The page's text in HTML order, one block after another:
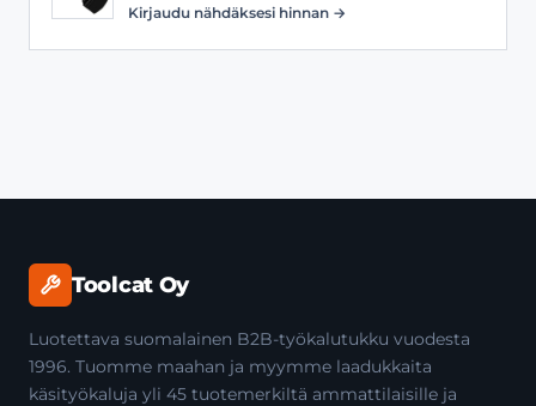
Kirjaudu nähdäksesi hinnan →
Toolcat Oy
Luotettava suomalainen B2B-työkalutukku vuodesta
1996. Tuomme maahan ja myymme laadukkaita
käsityökaluja yli 45 tuotemerkiltä ammattilaisille ja